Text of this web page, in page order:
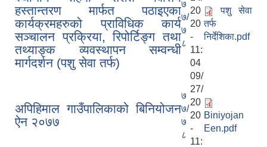
हस्तान्तरण मार्फत पठाइएका
कार्यक्रमहरुको प्राविधिक कार्य
सञ्चालन प्रक्रिया, रिपोर्टिङ्ग तथा
तथ्याङ्क व्यवस्थापन सम्वन्धी
मार्गदर्शन (पशु सेवा तर्फ)
७
७/
७
८
20
20
-
11:
04
पशु सेवा
तर्फ
निर्देशिका.pdf
अपिहिमाल गाउँपालिकाको बिनियोजन
ऐन २०७७
७
७/
७
८
09/
27/
20
20
-
11:
Biniyojan
Een.pdf